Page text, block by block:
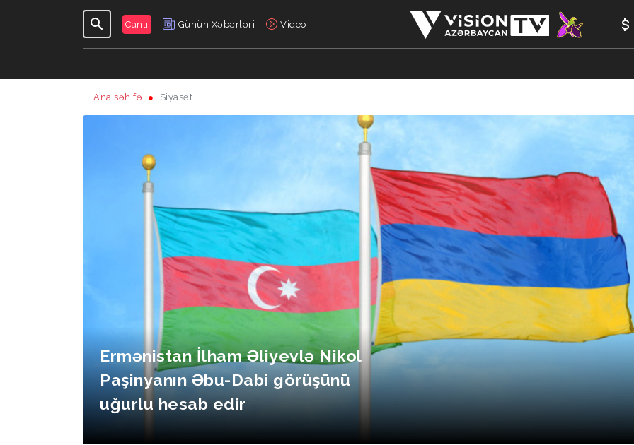
Canlı Günün Xəbərləri Video
GÜNDƏLIK
Ana səhifə Siyasət
Ermənistan İlham Əliyevlə Nikol
Paşinyanın Əbu-Dabi görüşünü
uğurlu hesab edir